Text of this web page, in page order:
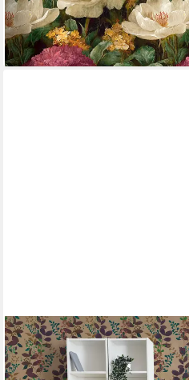
53,99 €
lieferbar - in 4-5 Werktagen bei dir
A.S. CRÉATION
Vliestapete Pintwalls III Feder-
neutral, (1 St), Feine